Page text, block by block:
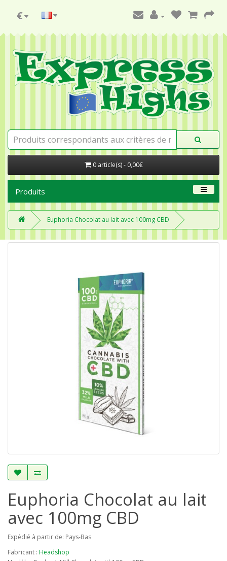
€
0 article(s) - 0,00€
Produits
Euphoria Chocolat au lait avec 100mg CBD
Euphoria Chocolat au lait
avec 100mg CBD
Expédié à partir de: Pays-Bas
Fabricant : Headshop